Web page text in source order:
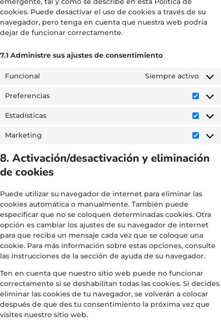
cookies. Puede desactivar el uso de cookies a través de su
navegador, pero tenga en cuenta que nuestra web podría
dejar de funcionar correctamente.
7.1 Administre sus ajustes de consentimiento
Funcional Siempre activo
Preferencias
Estadísticas
Marketing
8. Activación/desactivación y eliminación
de cookies
Puede utilizar su navegador de internet para eliminar las
cookies automática o manualmente. También puede
especificar que no se coloquen determinadas cookies. Otra
opción es cambiar los ajustes de su navegador de internet
para que reciba un mensaje cada vez que se coloque una
cookie. Para más información sobre estas opciones, consulte
las instrucciones de la sección de ayuda de su navegador.
Ten en cuenta que nuestro sitio web puede no funcionar
correctamente si se deshabilitan todas las cookies. Si decides
eliminar las cookies de tu navegador, se volverán a colocar
después de que des tu consentimiento la próxima vez que
visites nuestro sitio web.